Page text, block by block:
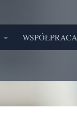
WSPÓŁPRACA